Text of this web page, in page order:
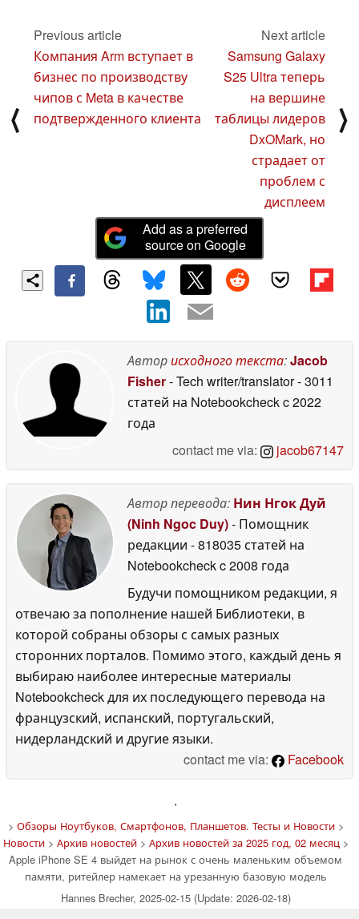
⟨
Previous article
Компания Arm вступает в
бизнес по производству
чипов с Meta в качестве
подтвержденного клиента
Next article
Samsung Galaxy
S25 Ultra теперь
на вершине
таблицы лидеров
DxOMark, но
страдает от
проблем с
дисплеем
⟩
Add as a preferred
source on Google
Авторисходного текста:Jacob
Fisher- Tech writer/translator- 3011
статей на Notebookcheckc 2022
года
contact me via:
jacob67147
Автор перевода: Нин Нгок Дуй
(Ninh Ngoc Duy)- Помощник
редакции - 818035 статей на
Notebookcheckc 2008 года
Будучи помощником редакции, я
отвечаю за пополнение нашей Библиотеки, в
которой собраны обзоры с самых разных
сторонних порталов. Помимо этого, каждый день я
выбираю наиболее интересные материалы
Notebookcheck для их последующего перевода на
французский, испанский, португальский,
нидерландский и другие языки.
contact me via:
Facebook
'
> Обзоры Ноутбуков, Смартфонов, Планшетов. Тесты и Новости>
Новости> Архив новостей> Архив новостей за 2025 год, 02 месяц>
Apple iPhone SE 4 выйдет на рынок с очень маленьким объемом
памяти, ритейлер намекает на урезанную базовую модель
Hannes Brecher, 2025-02-15 (Update: 2026-02-18)